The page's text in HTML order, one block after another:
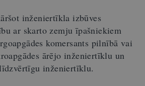
inženiertīkla izbūves
ar skarto zemju īpašniekiem
komersants pilnībā vai
ārējo inženiertīklu un
inženiertīklu.